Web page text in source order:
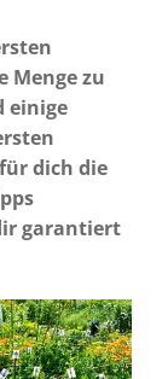
Menge zu
einige
dich die
garantiert